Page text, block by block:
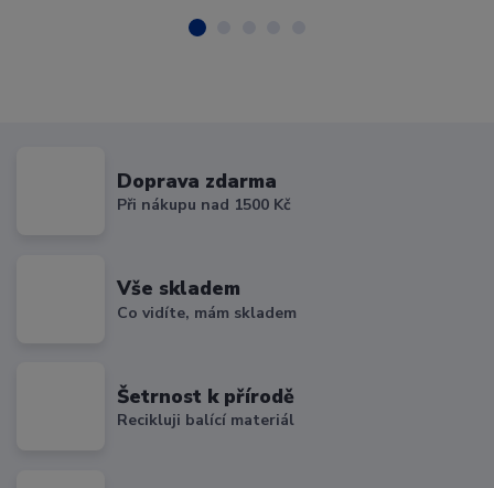
Doprava zdarma
Při nákupu nad 1500 Kč
Vše skladem
Co vidíte, mám skladem
Šetrnost k přírodě
Recikluji balící materiál